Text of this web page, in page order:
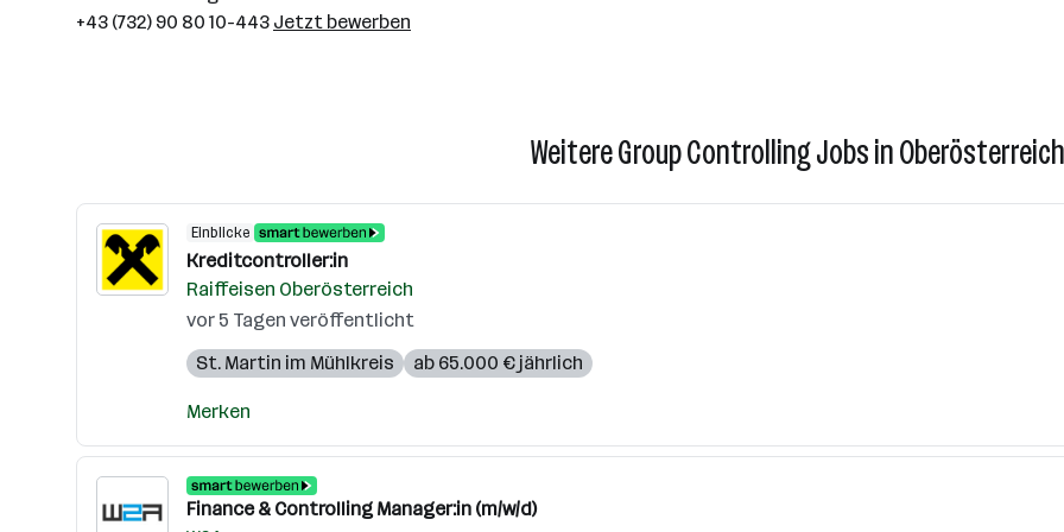
+43 (732) 90 80 10-443 Jetzt bewerben
Weitere Group Controlling Jobs in Oberösterreich
Einblicke
Kreditcontroller:in
Raiffeisen Oberösterreich
vor 5 Tagen veröffentlicht
St. Martin im Mühlkreis
ab 65.000 € jährlich
Merken
Finance & Controlling Manager:in (m/w/d)